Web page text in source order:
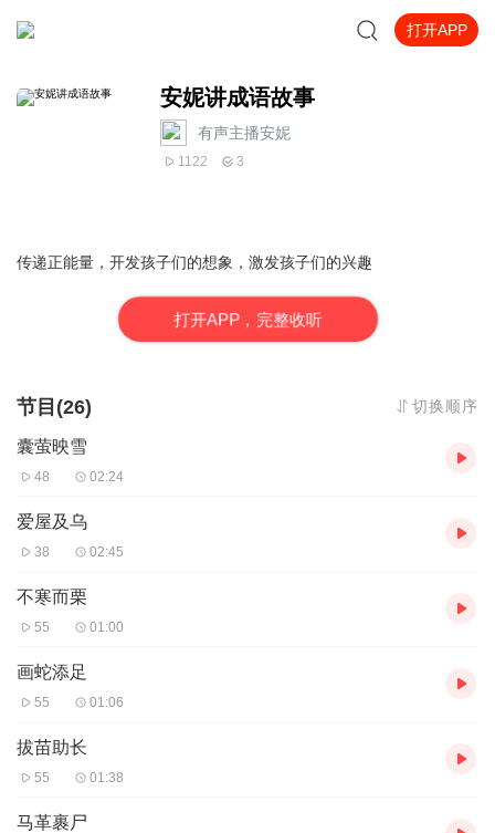
打开APP
安妮讲成语故事
有声主播安妮
1122 3
传递正能量，开发孩子们的想象，激发孩子们的兴趣
打开APP，完整收听
节目(26) 切换顺序
囊萤映雪
48 02:24
爱屋及乌
38 02:45
不寒而栗
55 01:00
画蛇添足
55 01:06
拔苗助长
55 01:38
马革裹尸